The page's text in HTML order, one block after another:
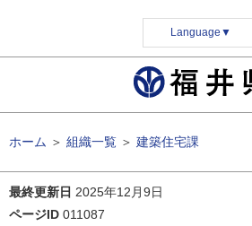
Language ▼
ホーム ＞ 組織一覧 ＞ 建築住宅課
最終更新日 2025年12月9日
ページID 011087